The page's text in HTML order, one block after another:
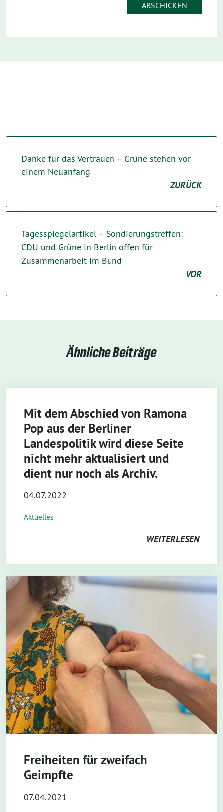
Danke für das Vertrauen – Grüne stehen vor
einem Neuanfang
ZURÜCK
Tagesspiegelartikel – Sondierungstreffen:
CDU und Grüne in Berlin offen für
Zusammenarbeit im Bund
VOR
Ähnliche Beiträge
Mit dem Abschied von Ramona
Pop aus der Berliner
Landespolitik wird diese Seite
nicht mehr aktualisiert und
dient nur noch als Archiv.
04.07.2022
Aktuelles
WEITERLESEN
Freiheiten für zweifach
Geimpfte
07.04.2021